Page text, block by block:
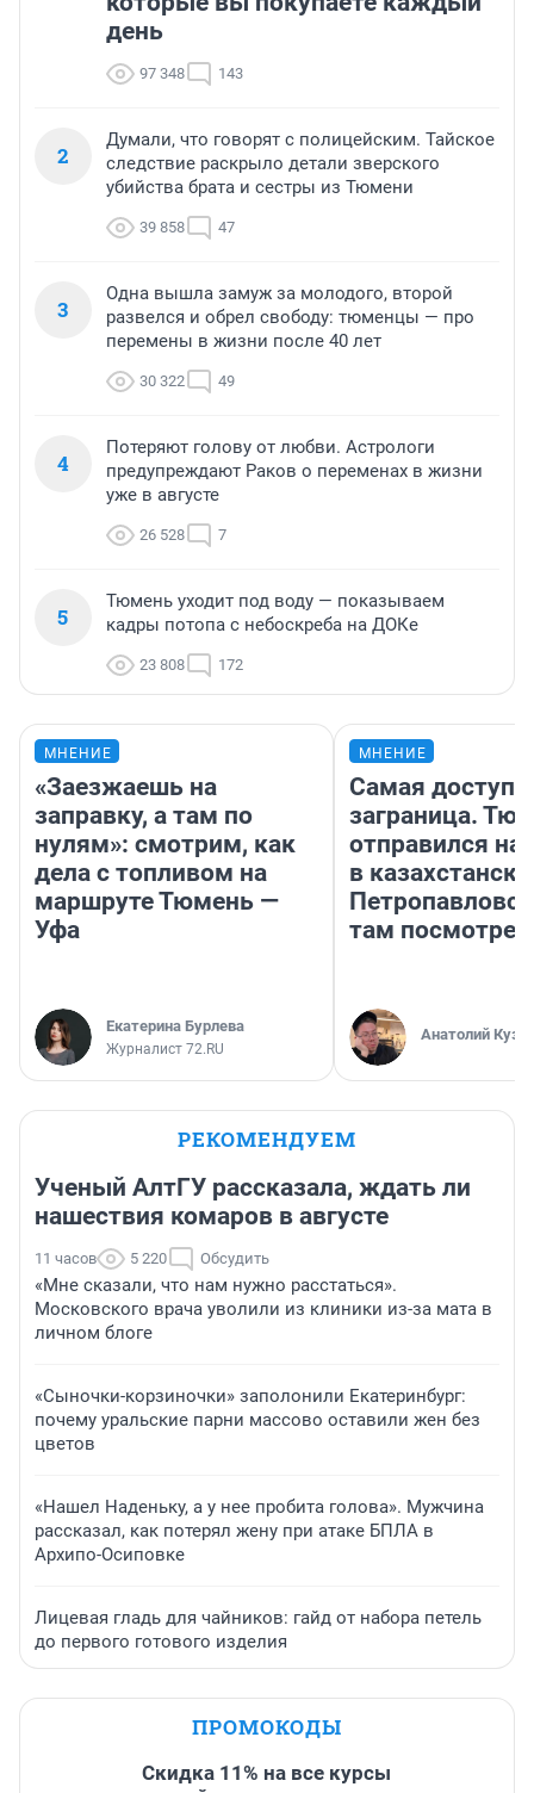
день
97 348 143
2
Думали, что говорят с полицейским. Тайское
следствие раскрыло детали зверского
убийства брата и сестры из Тюмени
39 858 47
3
Одна вышла замуж за молодого, второй
развелся и обрел свободу: тюменцы — про
перемены в жизни после 40 лет
30 322 49
4
Потеряют голову от любви. Астрологи
предупреждают Раков о переменах в жизни
уже в августе
26 528 7
5
Тюмень уходит под воду — показываем
кадры потопа с небоскреба на ДОКе
23 808 172
МНЕНИЕ
«Заезжаешь на
заправку, а там по
нулям»: смотрим, как
дела с топливом на
маршруте Тюмень —
Уфа
Екатерина Бурлева
Журналист 72.RU
МНЕНИЕ
Самая
заграница.
отправился
в
там
Анатолий
РЕКОМЕНДУЕМ
Ученый АлтГУ рассказала, ждать ли
нашествия комаров в августе
11 часов 5 220 Обсудить
«Мне сказали, что нам нужно расстаться».
Московского врача уволили из клиники из-за мата в
личном блоге
«Сыночки-корзиночки» заполонили Екатеринбург:
почему уральские парни массово оставили жен без
цветов
«Нашел Наденьку, а у нее пробита голова». Мужчина
рассказал, как потерял жену при атаке БПЛА в
Архипо-Осиповке
Лицевая гладь для чайников: гайд от набора петель
до первого готового изделия
ПРОМОКОДЫ
Скидка 11% на все курсы